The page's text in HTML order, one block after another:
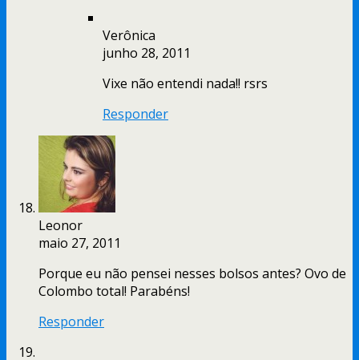
Verônica
junho 28, 2011
Vixe não entendi nada!! rsrs
Responder
Leonor
maio 27, 2011
Porque eu não pensei nesses bolsos antes? Ovo de
Colombo total! Parabéns!
Responder